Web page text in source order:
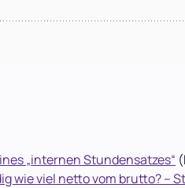
„internen Stundensatzes“
wie viel netto vom brutto? –